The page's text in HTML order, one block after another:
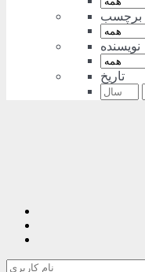
برچسب
نویسنده
تاریخ